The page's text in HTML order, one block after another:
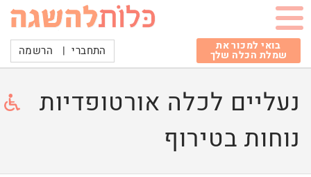
בואי למכור את
שמלת הכלה שלך התחברי | הרשמה
נעליים לכלה אורטופדיות
נוחות בטירוף